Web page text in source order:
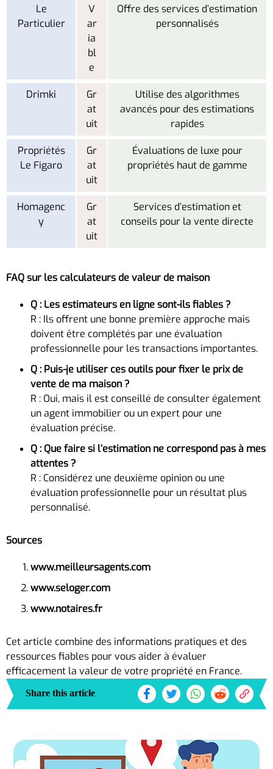
Le
Particulier
V
ar
ia
bl
e
Offre des services d’estimation
personnalisés
Drimki
Gr
at
uit
Utilise des algorithmes
avancés pour des estimations
rapides
Propriétés
Le Figaro
Gr
at
uit
Évaluations de luxe pour
propriétés haut de gamme
Homagenc
y
Gr
at
uit
Services d’estimation et
conseils pour la vente directe
FAQ sur les calculateurs de valeur de maison
Q : Les estimateurs en ligne sont-ils fiables ?
R : Ils offrent une bonne première approche mais
doivent être complétés par une évaluation
professionnelle pour les transactions importantes.
Q : Puis-je utiliser ces outils pour fixer le prix de
vente de ma maison ?
R : Oui, mais il est conseillé de consulter également
un agent immobilier ou un expert pour une
évaluation précise.
Q : Que faire si l’estimation ne correspond pas à mes
attentes ?
R : Considérez une deuxième opinion ou une
évaluation professionnelle pour un résultat plus
personnalisé.
Sources
www.meilleursagents.com
www.seloger.com
www.notaires.fr
Cet article combine des informations pratiques et des
ressources fiables pour vous aider à évaluer
efficacement la valeur de votre propriété en France.
Share this article